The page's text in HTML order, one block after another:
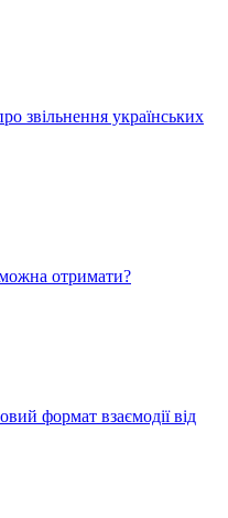
звільнення українських
отримати?
формат взаємодії від